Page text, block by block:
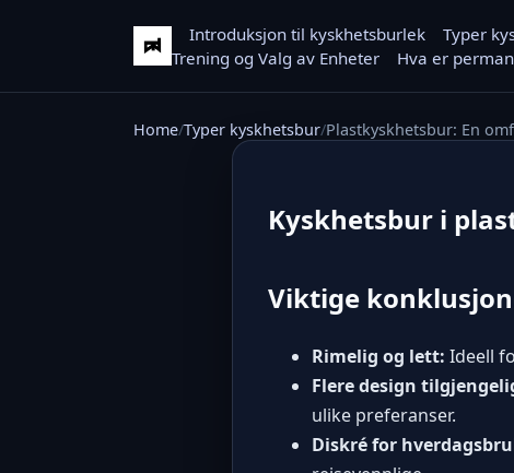
Introduksjon til kyskhetsburlek Typer
Trening og Valg av Enheter
Hva er
Home Typer kyskhetsbur Plastkyskhetsbur: En
Kyskhetsbur i
Viktige
Rimelig og lett: Ideell
Flere design
ulike preferanser.
Diskré for